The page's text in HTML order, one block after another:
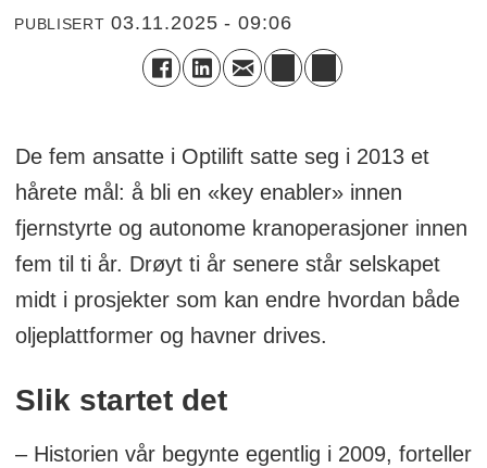
PUBLISERT 03.11.2025 - 09:06
De fem ansatte i Optilift satte seg i 2013 et
hårete mål: å bli en «key enabler» innen
fjernstyrte og autonome kranoperasjoner innen
fem til ti år. Drøyt ti år senere står selskapet
midt i prosjekter som kan endre hvordan både
oljeplattformer og havner drives.
Slik startet det
– Historien vår begynte egentlig i 2009, forteller